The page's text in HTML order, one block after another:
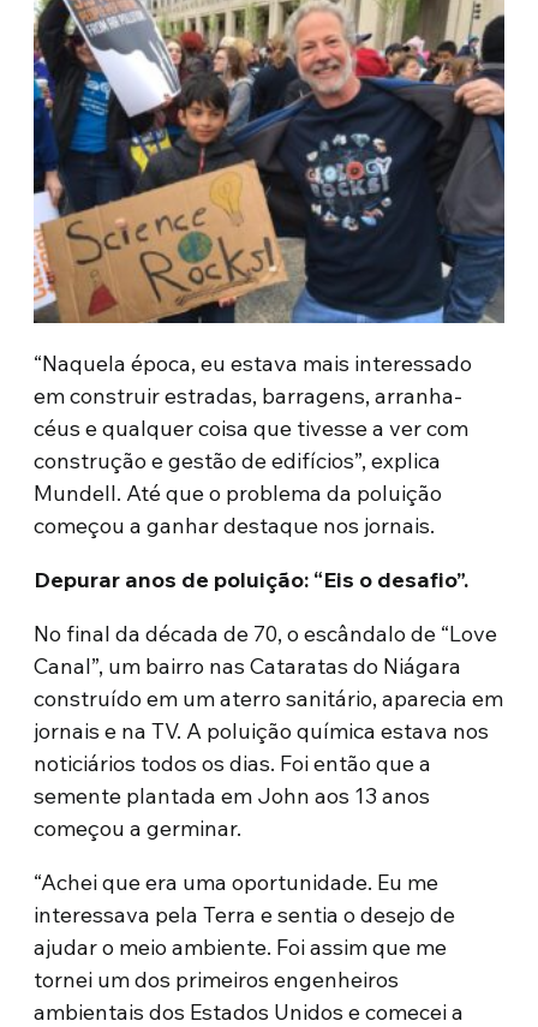
“Naquela época, eu estava mais interessado
em construir estradas, barragens, arranha-
céus e qualquer coisa que tivesse a ver com
construção e gestão de edifícios”, explica
Mundell. Até que o problema da poluição
começou a ganhar destaque nos jornais.
Depurar anos de poluição: “Eis o desafio”.
No final da década de 70, o escândalo de “Love
Canal”, um bairro nas Cataratas do Niágara
construído em um aterro sanitário, aparecia em
jornais e na TV. A poluição química estava nos
noticiários todos os dias. Foi então que a
semente plantada em John aos 13 anos
começou a germinar.
“Achei que era uma oportunidade. Eu me
interessava pela Terra e sentia o desejo de
ajudar o meio ambiente. Foi assim que me
tornei um dos primeiros engenheiros
ambientais dos Estados Unidos e comecei a